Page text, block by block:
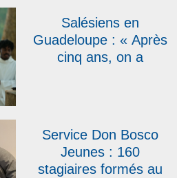
Salésiens en
Guadeloupe : « Après
cinq ans, on a
Emmanuel Petit
Service Don Bosco
Jeunes : 160
stagiaires formés au